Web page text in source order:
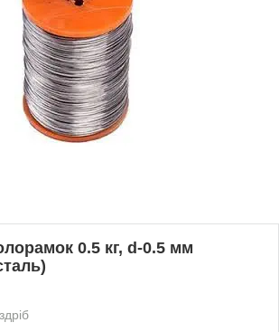
0.5 кг, d-0.5 мм